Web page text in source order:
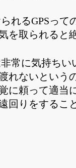
れるGPSって
を取られると
常に気持ちい
れないという
に頼って適当
回りをするこ